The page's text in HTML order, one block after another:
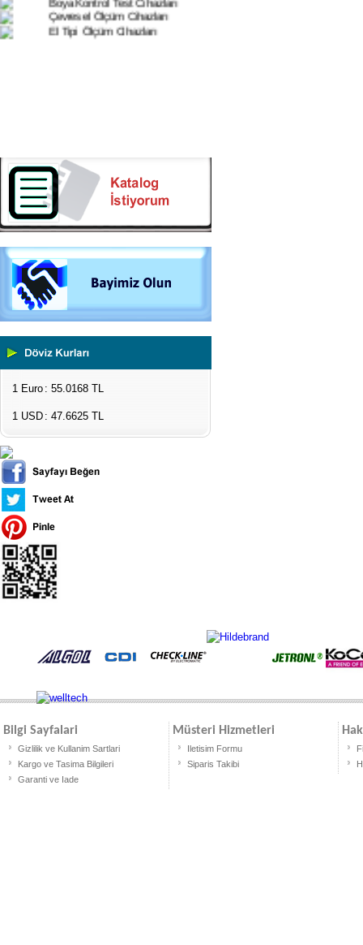
Çevresel Ölçüm Cihazları
El Tipi Ölçüm Cihazları
1 Euro : 55.0168 TL
1 USD : 47.6625 TL
Bilgi Sayfalari
Gizlilik ve Kullanim Sartlari
Kargo ve Tasima Bilgileri
Garanti ve Iade
Müsteri Hizmetleri
Iletisim Formu
Siparis Takibi